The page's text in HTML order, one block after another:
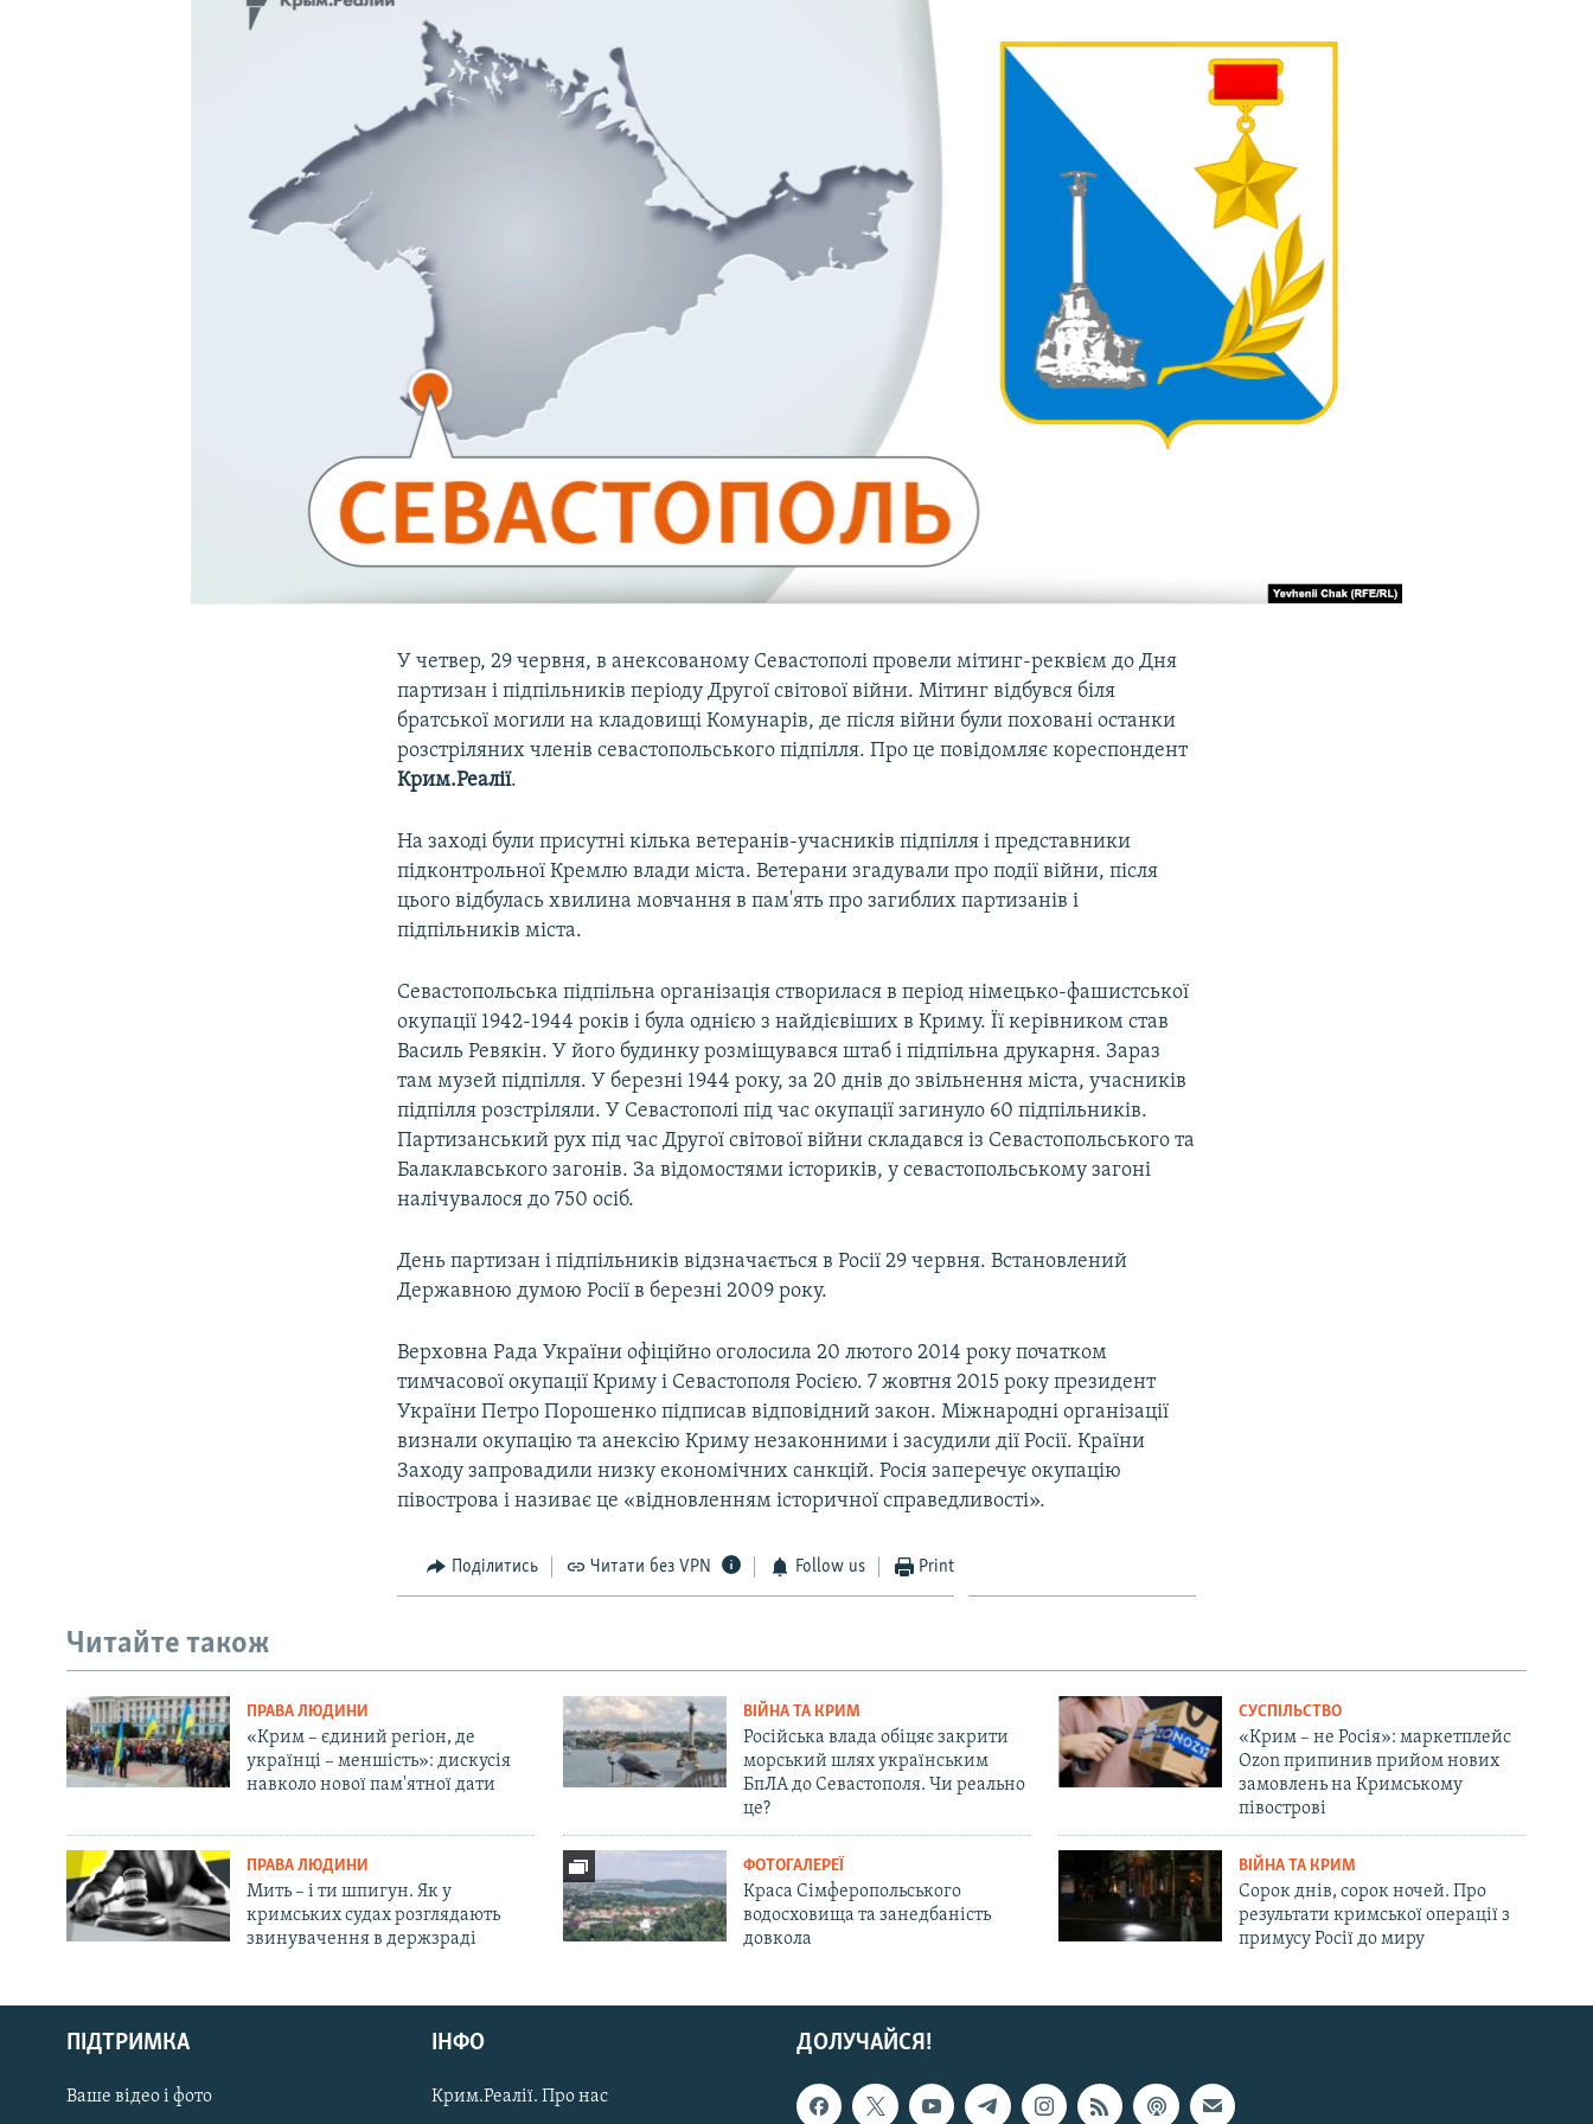
Русский
Qırımtatar
ДОЛУЧАЙСЯ!
У четвер, 29 червня, в анексованому Севастополі провели мітинг-реквієм до Дня
партизан і підпільників періоду Другої світової війни. Мітинг відбувся біля
братської могили на кладовищі Комунарів, де після війни були поховані останки
розстріляних членів севастопольського підпілля. Про це повідомляє кореспондент
Крим.Реалії.
На заході були присутні кілька ветеранів-учасників підпілля і представники
підконтрольної Кремлю влади міста. Ветерани згадували про події війни, після
цього відбулась хвилина мовчання в пам'ять про загиблих партизанів і
підпільників міста.
Севастопольська підпільна організація створилася в період німецько-фашистської
окупації 1942-1944 років і була однією з найдієвіших в Криму. Її керівником став
Василь Ревякін. У його будинку розміщувався штаб і підпільна друкарня. Зараз
там музей підпілля. У березні 1944 року, за 20 днів до звільнення міста, учасників
підпілля розстріляли. У Севастополі під час окупації загинуло 60 підпільників.
Партизанський рух під час Другої світової війни складався із Севастопольського та
Балаклавського загонів. За відомостями істориків, у севастопольському загоні
налічувалося до 750 осіб.
День партизан і підпільників відзначається в Росії 29 червня. Встановлений
Державною думою Росії в березні 2009 року.
Верховна Рада України офіційно оголосила 20 лютого 2014 року початком
тимчасової окупації Криму і Севастополя Росією. 7 жовтня 2015 року президент
України Петро Порошенко підписав відповідний закон. Міжнародні організації
визнали окупацію та анексію Криму незаконними і засудили дії Росії. Країни
Заходу запровадили низку економічних санкцій. Росія заперечує окупацію
півострова і називає це «відновленням історичної справедливості».
Поділитись Читати без VPN Follow us Print
Читайте також
ПРАВА ЛЮДИНИ
«Крим – єдиний регіон, де
українці – меншість»: дискусія
навколо нової пам'ятної дати
ВІЙНА ТА КРИМ
Російська влада обіцяє закрити
морський шлях українським
БпЛА до Севастополя. Чи реально
це?
СУСПІЛЬСТВО
«Крим – не Росія»: маркетплейс
Ozon припинив прийом нових
замовлень на Кримському
півострові
ПРАВА ЛЮДИНИ
Мить – і ти шпигун. Як у
кримських судах розглядають
звинувачення в держзраді
ФОТОГАЛЕРЕЇ
Краса Сімферопольського
водосховища та занедбаність
довкола
ВІЙНА ТА КРИМ
Сорок днів, сорок ночей. Про
результати кримської операції з
примусу Росії до миру
ДОЛУЧАЙСЯ!
ПІДТРИМКА
Ваше відео і фото
ІНФО
Крим.Реалії. Про нас